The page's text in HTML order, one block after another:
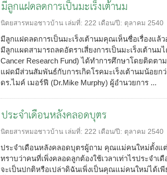
มีลูกแฝดลดการเป็นมะเร็งเต้านม
นิตยสารหมอชาวบ้าน เล่มที่: 222 เดือน/ปี: ตุลาคม 2540
มีลูกแฝดลดการเป็นมะเร็งเต้านมคุณเห็นชื่อเรื่องแล้
มีลูกแผดสามารถลดอัตราเสี่ยงการเป็นมะเร็งเต้านม
Cancer Research Fund) ได้ทำการศึกษาโดยติด
แฝดมีส่วนสัมพันธ์กับการเกิดโรคมะเร็งเต้านมน้อย
ดร.ไมค์ เมอร์ฟี (Dr.Mike Murphy) ผู้อำนวยการ ...
ประจำเดือนหลังคลอดบุตร
นิตยสารหมอชาวบ้าน เล่มที่: 222 เดือน/ปี: ตุลาคม 2540
ประจำเดือนหลังคลอดบุตรผู้ถาม คุณแม่คนใหม่ตั้งแ
ทราบว่าคนที่เพิ่งคลอดลูกต้องใช้เวลาเท่าไรประจำเ
จะเป็นปกติหรือเปล่าดิฉันเพิ่งเป็นคุณแม่คนใหม่ได้เ